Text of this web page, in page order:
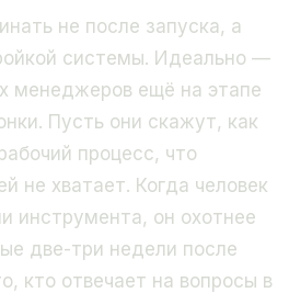
не после запуска, а
системы. Идеально —
менеджеров ещё на этапе
Пусть они скажут, как
процесс, что
не хватает. Когда человек
инструмента, он охотнее
две-три недели после
кто отвечает на вопросы в